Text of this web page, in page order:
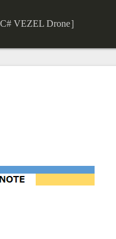
VEZEL Drone］